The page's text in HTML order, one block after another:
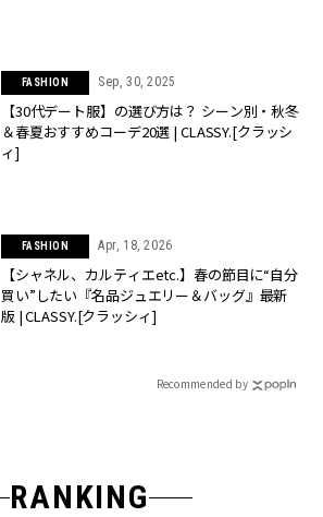
FASHION Sep, 30, 2025
【30代デート服】の選び方は？ シーン別・秋冬
＆春夏おすすめコーデ20選 | CLASSY.[クラッシ
ィ]
FASHION Apr, 18, 2026
【シャネル、カルティエetc.】春の節目に“自分
買い”したい『名品ジュエリー＆バッグ』最新
版 | CLASSY.[クラッシィ]
Recommended by
RANKING